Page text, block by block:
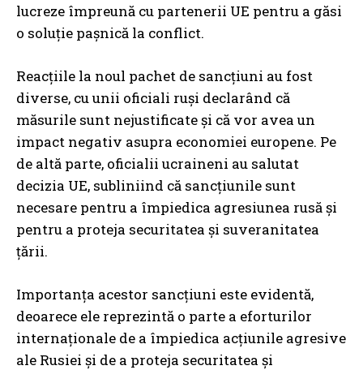
lucreze împreună cu partenerii UE pentru a găsi
o soluție pașnică la conflict.
Reacțiile la noul pachet de sancțiuni au fost
diverse, cu unii oficiali ruși declarând că
măsurile sunt nejustificate și că vor avea un
impact negativ asupra economiei europene. Pe
de altă parte, oficialii ucraineni au salutat
decizia UE, subliniind că sancțiunile sunt
necesare pentru a împiedica agresiunea rusă și
pentru a proteja securitatea și suveranitatea
țării.
Importanța acestor sancțiuni este evidentă,
deoarece ele reprezintă o parte a eforturilor
internaționale de a împiedica acțiunile agresive
ale Rusiei și de a proteja securitatea și